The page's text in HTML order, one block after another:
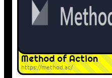
Method of Action
https://method.ac/